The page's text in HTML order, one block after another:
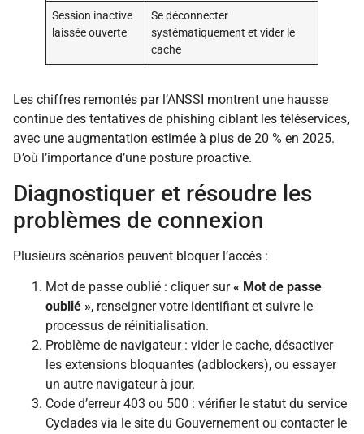
Session inactive
laissée ouverte
Se déconnecter
systématiquement et vider le
cache
Les chiffres remontés par l’ANSSI montrent une hausse
continue des tentatives de phishing ciblant les téléservices,
avec une augmentation estimée à plus de 20 % en 2025.
D’où l’importance d’une posture proactive.
Diagnostiquer et résoudre les
problèmes de connexion
Plusieurs scénarios peuvent bloquer l’accès :
Mot de passe oublié : cliquer sur« Mot de passe
oublié », renseigner votre identifiant et suivre le
processus de réinitialisation.
Problème de navigateur : vider le cache, désactiver
les extensions bloquantes (adblockers), ou essayer
un autre navigateur à jour.
Code d’erreur 403 ou 500 : vérifier le statut du service
Cyclades via le site du Gouvernement ou contacter le